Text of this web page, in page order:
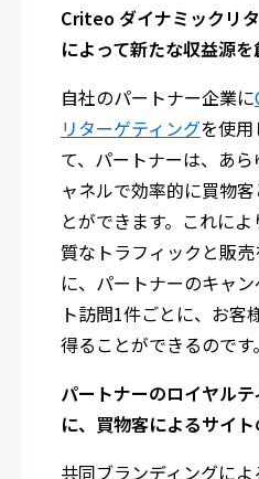
Criteo ダイナミックリ
によって新たな収益源を
自社のパートナー企業に
リターゲティングを使
て、パートナーは、あ
ャネルで効率的に買物
とができます。これに
質なトラフィックと販
に、パートナーのキャ
ト訪問1件ごとに、お客
得ることができるのです。
パートナーのロイヤル
に、買物客によるサイ
共同ブランディングに